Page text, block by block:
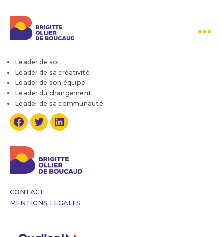
de
Boucaud
Leader de soi
Leader de sa créativité
Leader de son équipe
Leader du changement
Leader de sa communauté
Facebook
TwitterLinkedin
CONTACT
MENTIONS LEGALES